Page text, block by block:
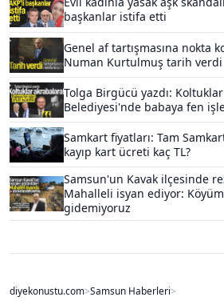
başkanlar istifa etti
Genel af tartışmasına nokta
Numan Kurtulmuş tarih verdi
Tolga Birgücü yazdı:
Belediyesi'nde babaya fen
Samkart fiyatları: Tam
kayıp kart ücreti kaç TL?
Samsun'un Kavak ilçesinde
Mahalleli isyan ediyor:
gidemiyoruz
diyekonustu.com>Samsun Haberleri>